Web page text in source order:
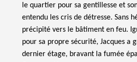
le quartier pour sa gentillesse et
entendu les cris de détresse. Sans
précipité vers le bâtiment en feu.
pour sa propre sécurité, Jacques a
dernier étage, bravant la fumée